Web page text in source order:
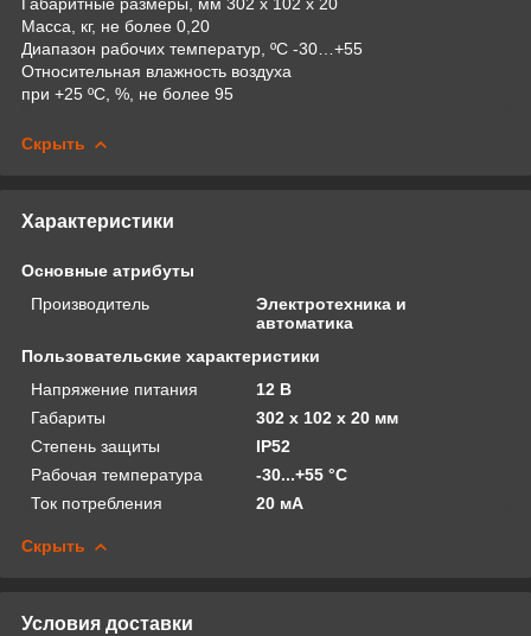
Масса, кг, не более 0,20
Диапазон рабочих температур, ºС -30…+55
Относительная влажность воздуха
при +25 ºС, %, не более 95
Скрыть
Характеристики
Основные атрибуты
Производитель
Электротехника и
автоматика
Пользовательские характеристики
Напряжение питания
12 В
Габариты
302 х 102 х 20 мм
Степень защиты
IP52
Рабочая температура
-30...+55 °С
Ток потребления
20 мА
Скрыть
Условия доставки